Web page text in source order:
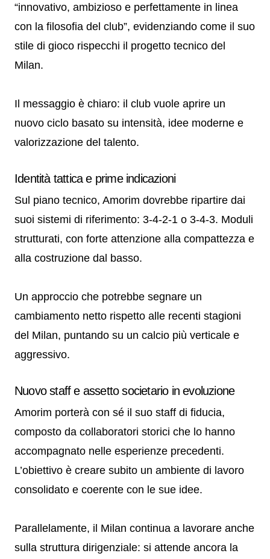
“innovativo, ambizioso e perfettamente in linea
con la filosofia del club”, evidenziando come il suo
stile di gioco rispecchi il progetto tecnico del
Milan.
Il messaggio è chiaro: il club vuole aprire un
nuovo ciclo basato su intensità, idee moderne e
valorizzazione del talento.
Identità tattica e prime indicazioni
Sul piano tecnico, Amorim dovrebbe ripartire dai
suoi sistemi di riferimento: 3-4-2-1 o 3-4-3. Moduli
strutturati, con forte attenzione alla compattezza e
alla costruzione dal basso.
Un approccio che potrebbe segnare un
cambiamento netto rispetto alle recenti stagioni
del Milan, puntando su un calcio più verticale e
aggressivo.
Nuovo staff e assetto societario in evoluzione
Amorim porterà con sé il suo staff di fiducia,
composto da collaboratori storici che lo hanno
accompagnato nelle esperienze precedenti.
L’obiettivo è creare subito un ambiente di lavoro
consolidato e coerente con le sue idee.
Parallelamente, il Milan continua a lavorare anche
sulla struttura dirigenziale: si attende ancora la